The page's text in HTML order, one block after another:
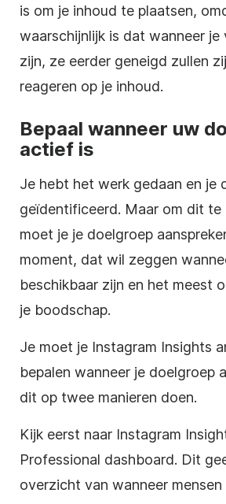
is om je inhoud te plaatsen,
waarschijnlijk is dat wanneer
zijn, ze eerder geneigd zullen
reageren op je inhoud.
Bepaal wanneer uw
actief is
Je hebt het werk gedaan en je
geïdentificeerd. Maar om dit te
moet je je doelgroep
moment, dat wil zeggen
beschikbaar zijn en het meest
je boodschap.
Je moet je Instagram Insights
bepalen wanneer je doelgroep
dit op twee manieren doen.
Kijk eerst naar Instagram
Professional dashboard. Dit
overzicht van wanneer